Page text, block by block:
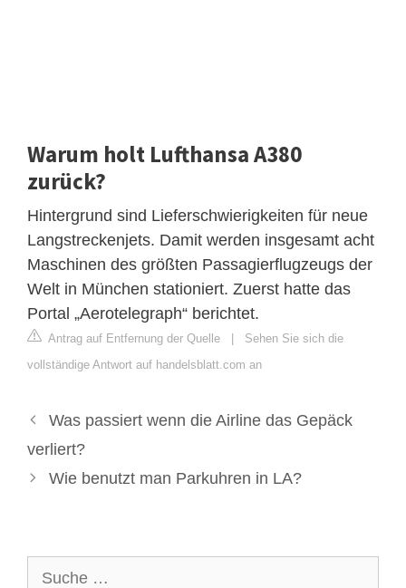
Warum holt Lufthansa A380
zurück?
Hintergrund sind Lieferschwierigkeiten für neue
Langstreckenjets. Damit werden insgesamt acht
Maschinen des größten Passagierflugzeugs der
Welt in München stationiert. Zuerst hatte das
Portal „Aerotelegraph“ berichtet.
Antrag auf Entfernung der Quelle | Sehen Sie sich die
vollständige Antwort auf handelsblatt.com an
Was passiert wenn die Airline das Gepäck
verliert?
Wie benutzt man Parkuhren in LA?